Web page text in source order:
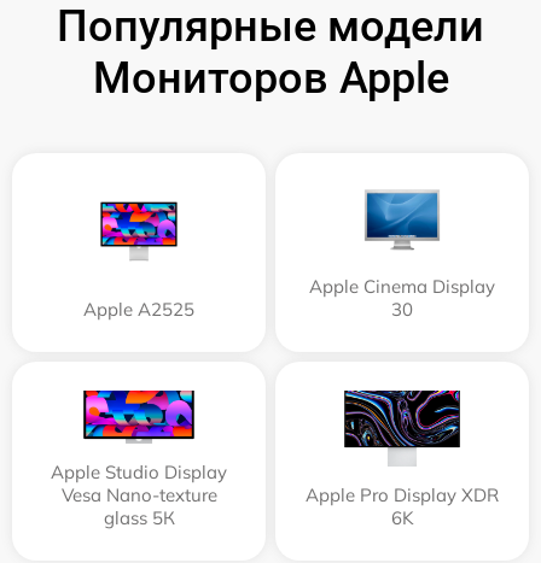
Популярные модели
Мониторов Apple
Apple А2525
Apple Cinema Display
30
Apple Studio Display
Vesa Nano-texture
glass 5К
Apple Pro Display XDR
6K